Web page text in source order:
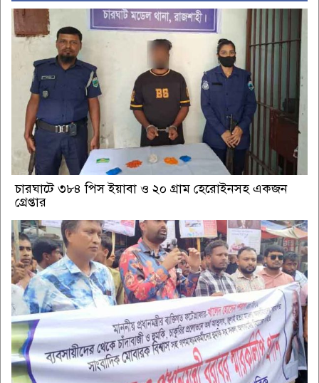
চারঘাটে ৩৮৪ পিস ইয়াবা ও ২০ গ্রাম হেরোইনসহ একজন
গ্রেপ্তার